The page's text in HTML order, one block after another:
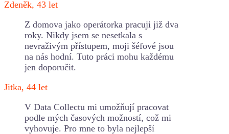
Zdeněk, 43 let
Z domova jako operátorka pracuji již dva
roky. Nikdy jsem se nesetkala s
nevraživým přístupem, moji šéfové jsou
na nás hodní. Tuto práci mohu každému
jen doporučit.
Jitka, 44 let
V Data Collectu mi umožňují pracovat
podle mých časových možností, což mi
vyhovuje. Pro mne to byla nejlepší